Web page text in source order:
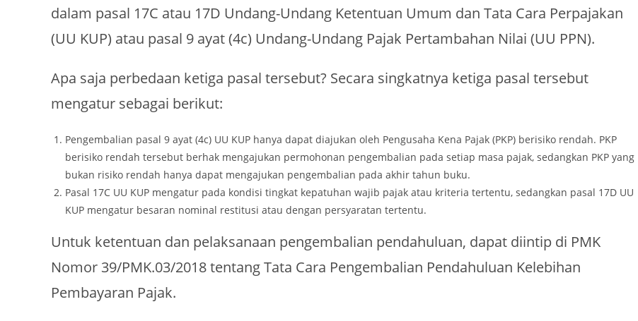
dalam pasal 17C atau 17D Undang-Undang Ketentuan Umum dan Tata Cara Perpajakan
(UU KUP) atau pasal 9 ayat (4c) Undang-Undang Pajak Pertambahan Nilai (UU PPN).
Apa saja perbedaan ketiga pasal tersebut? Secara singkatnya ketiga pasal tersebut
mengatur sebagai berikut:
Pengembalian pasal 9 ayat (4c) UU KUP hanya dapat diajukan oleh Pengusaha Kena Pajak (PKP) berisiko rendah. PKP
berisiko rendah tersebut berhak mengajukan permohonan pengembalian pada setiap masa pajak, sedangkan PKP yang
bukan risiko rendah hanya dapat mengajukan pengembalian pada akhir tahun buku.
Pasal 17C UU KUP mengatur pada kondisi tingkat kepatuhan wajib pajak atau kriteria tertentu, sedangkan pasal 17D UU
KUP mengatur besaran nominal restitusi atau dengan persyaratan tertentu.
Untuk ketentuan dan pelaksanaan pengembalian pendahuluan, dapat diintip di PMK
Nomor 39/PMK.03/2018 tentang Tata Cara Pengembalian Pendahuluan Kelebihan
Pembayaran Pajak.